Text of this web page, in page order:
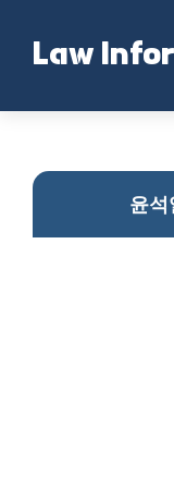
contentLaw
윤석